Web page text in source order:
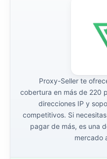
Proxy-Seller te
cobertura en más de 220
direcciones IP y
competitivos. Si
pagar de más, es una
mercado